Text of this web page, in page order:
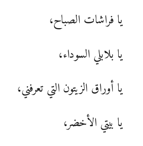
يا فراشات الصباح،
يا بلابلي السوداء،
يا أوراق الزيتون التي تعرفني،
يا بيتي الأخضر،